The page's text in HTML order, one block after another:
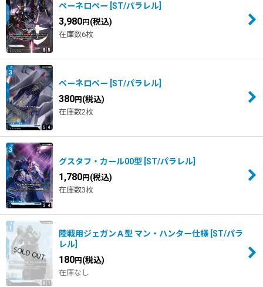
ペーネロペー ST/パラレル
3,980円 (税込)
在庫数6枚
ペーネロペー ST/パラレル
380円 (税込)
在庫数2枚
グスタフ・カール00型 ST/パラレル
1,780円 (税込)
在庫数3枚
陸戦用ジェガンＡ型 マン・ハンター仕様 ST/パラ
レル
180円 (税込)
在庫なし